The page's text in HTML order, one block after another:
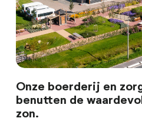
Onze boerderij en
benutten de
zon.